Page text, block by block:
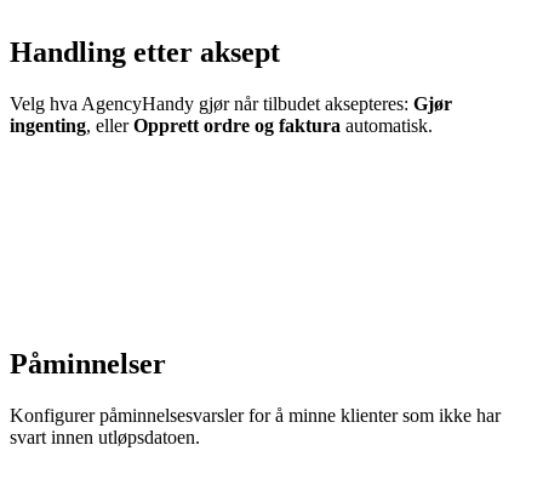
Handling etter aksept
Velg hva AgencyHandy gjør når tilbudet aksepteres: Gjør
ingenting, ellerOpprett ordre og faktura automatisk.
Påminnelser
Konfigurer påminnelsesvarsler for å minne klienter som ikke har
svart innen utløpsdatoen.